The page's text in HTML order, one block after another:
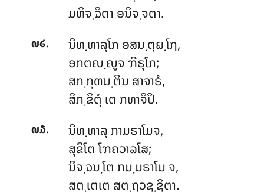
ມຫິຈ຺ຉິຕາ ອນິຈ຺ຈຕາ.
໙໒.
ນິທ຺ທາລຸໂກ ອສນ຺ຕຸຏ຺ໂຐ,
ອກຕຎ຺ຎູຈ ຠີຣຸໂກ;
ສກ຺ກຸຓນ຺ຕິນ ສາຈາຣໍ,
ສິກ຺ຂິຕຸໍ ເຕ ກທາຈິປິ.
໙໓. ນິທ຺ທາລຸກາມຣາໂມຈ,
ສຸຂິໂຕ ໂຠຄວາລໂສ;
ນິຈ຺ຉນ຺ໂຕ ກມ຺ມຣາໂມ ຈ,
ສຕ຺ເຕເຕ ສຕ຺ຖວຊ຺ຊິຕາ.